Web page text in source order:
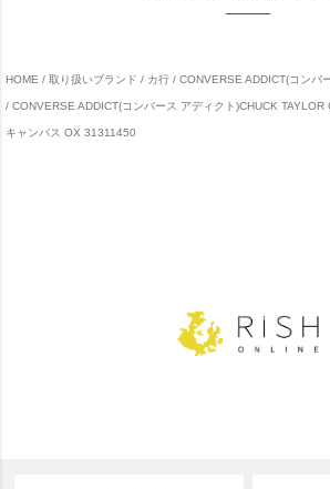
HOME 取り扱いブランド カ行 CONVERSE ADDICT(コンバ
CONVERSE ADDICT(コンバース アディクト)CHUCK
キャンバス OX 31311450